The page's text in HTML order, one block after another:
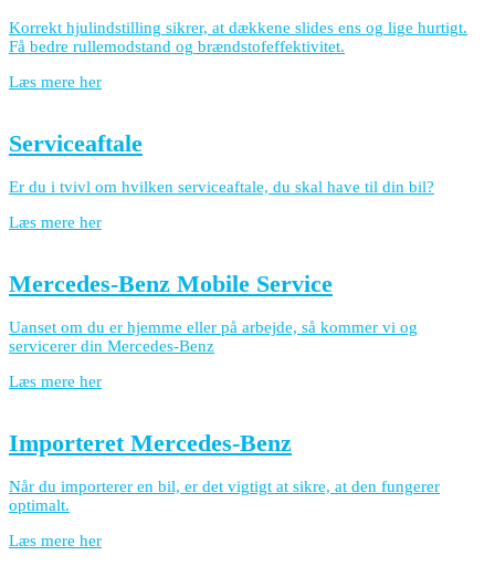
Korrekt hjulindstilling sikrer, at dækkene slides ens og lige hurtigt.
Få bedre rullemodstand og brændstofeffektivitet.
Læs mere her
Serviceaftale
Er du i tvivl om hvilken serviceaftale, du skal have til din bil?
Læs mere her
Mercedes-Benz Mobile Service
Uanset om du er hjemme eller på arbejde, så kommer vi og
servicerer din Mercedes-Benz
Læs mere her
Importeret Mercedes-Benz
Når du importerer en bil, er det vigtigt at sikre, at den fungerer
optimalt.
Læs mere her